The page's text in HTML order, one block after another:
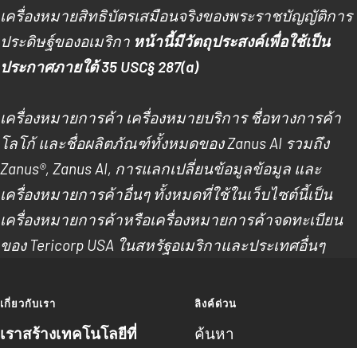
เครื่องหมายสิทธิบัตรเสมือนจริงของพระราชบัญญัติการ
ประดิษฐ์ของอเมริกา หน้านี้มีวัตถุประสงค์เพื่อใช้เป็น
ประกาศภายใต้ 35 USC§ 287(a)
เครื่องหมายการค้า เครื่องหมายบริการ ชื่อทางการค้า
โลโก้ และชื่อผลิตภัณฑ์ทั้งหมดของ Zanus AI รวมถึง
Zanus®, Zanus AI, การแลกเปลี่ยนข้อมูลข้อมูล และ
เครื่องหมายการค้าอื่นๆ ทั้งหมดที่ใช้ในเว็บไซต์นี้เป็น
เครื่องหมายการค้าหรือเครื่องหมายการค้าจดทะเบียน
ของ Tericorp USA ในสหรัฐอเมริกาและประเทศอื่นๆ
เกี่ยวกับเรา
เราสร้างเทคโนโลยีที่
ลิงค์ด่วน
ค้นหา